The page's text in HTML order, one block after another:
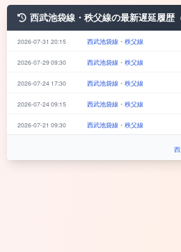
西武池袋線・秩父線の最新遅延履歴
2026-07-31 20:15 西武池袋線・秩父線
2026-07-29 09:30 西武池袋線・秩父線
2026-07-24 17:30 西武池袋線・秩父線
2026-07-24 09:15 西武池袋線・秩父線
2026-07-21 09:30 西武池袋線・秩父線